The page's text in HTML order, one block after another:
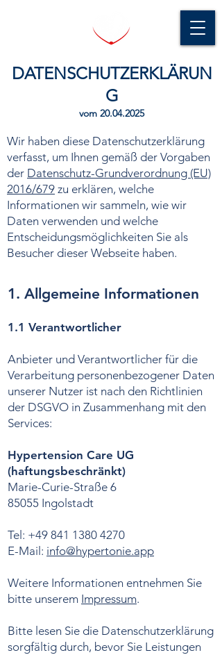
DATENSCHUTZERKLÄRUN
G
vom 20.04.2025
Wir haben diese Datenschutzerklärung
verfasst, um Ihnen gemäß der Vorgaben
der Datenschutz-Grundverordnung (EU)
2016/679 zu erklären, welche
Informationen wir sammeln, wie wir
Daten verwenden und welche
Entscheidungsmöglichkeiten Sie als
Besucher dieser Webseite haben.
1. Allgemeine Informationen
1.1 Verantwortlicher
Anbieter und Verantwortlicher für die
Verarbeitung personenbezogener Daten
unserer Nutzer ist nach den Richtlinien
der DSGVO in Zusammenhang mit den
Services:
Hypertension Care UG
(haftungsbeschränkt)
Marie-Curie-Straße 6
85055 Ingolstadt
Tel: +49 841 1380 4270
E-Mail: info@hypertonie.app
Weitere Informationen entnehmen Sie
bitte unserem Impressum.
Bitte lesen Sie die Datenschutzerklärung
sorgfältig durch, bevor Sie Leistungen